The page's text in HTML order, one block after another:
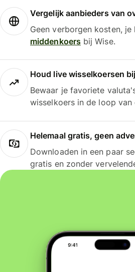
Vergelijk aanbieders van
Geen verborgen kosten,
middenkoersbij Wise.
Houd live wisselkoersen bij
Bewaar je favoriete
wisselkoers in de loop
Helemaal gratis, geen
Downloaden in een paar
gratis en zonder